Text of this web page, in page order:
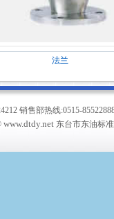
法兰
销售部热线:0515-
www.dtdy.net 东台市东油标